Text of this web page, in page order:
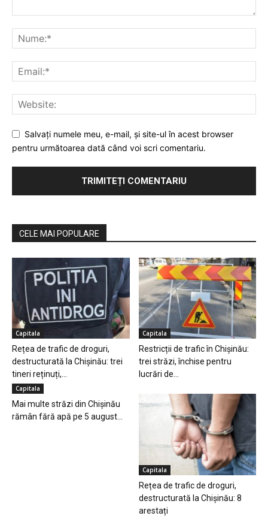
Salvaţi numele meu, e-mail, şi site-ul în acest browser
pentru următoarea dată când voi scri comentariu.
CELE MAI POPULARE
Capitala
Rețea de trafic de droguri,
destructurată la Chișinău: trei
tineri reținuți,...
Capitala
Restricții de trafic în Chișinău:
trei străzi, închise pentru
lucrări de...
Capitala
Mai multe străzi din Chișinău
rămân fără apă pe 5 august...
Capitala
Rețea de trafic de droguri,
destructurată la Chișinău: 8
arestați